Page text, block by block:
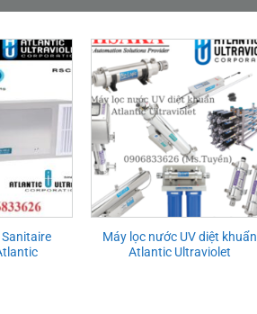
Máy lọc nước UV diệt khuẩn
Atlantic Ultraviolet